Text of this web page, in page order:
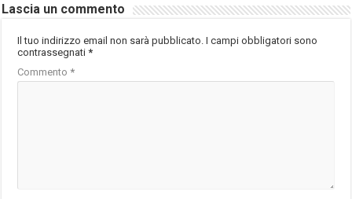
Lascia un commento
Il tuo indirizzo email non sarà pubblicato. I campi obbligatori sono
contrassegnati*
Commento*